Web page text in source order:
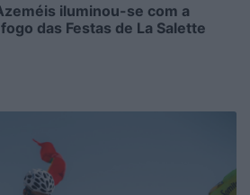
iluminou-se com a
das Festas de La Salette